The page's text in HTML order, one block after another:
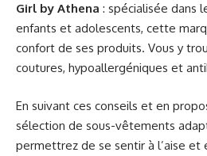
Girl by Athena : spécialisée dans
enfants et adolescents, cette
confort de ses produits. Vous y
coutures, hypoallergéniques et
En suivant ces conseils et en
sélection de sous-vêtements
permettrez de se sentir à l’aise et